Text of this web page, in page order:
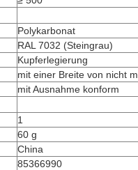
Polykarbonat
RAL 7032 (Steingrau)
Kupferlegierung
mit einer Breite von nicht
mit Ausnahme konform
1
60 g
China
85366990